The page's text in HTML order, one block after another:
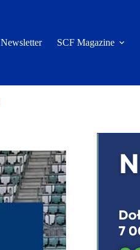
Newsletter SCF Magazine